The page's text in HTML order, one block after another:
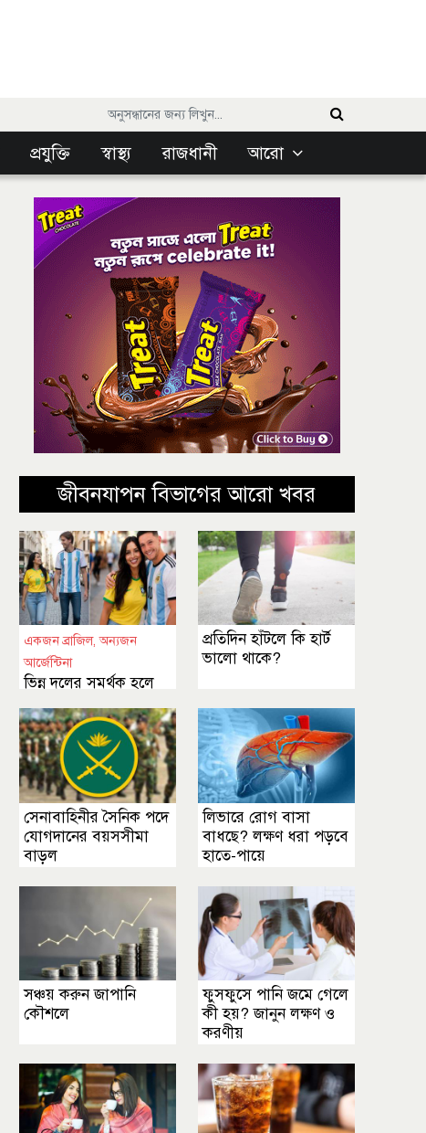
প্রযুক্তি স্বাস্থ্য রাজধানী আরো
জীবনযাপন বিভাগের আরো খবর
একজন ব্রাজিল, অন্যজন
আর্জেন্টিনা
ভিন্ন দলের সমর্থক হলে
যেভাবে
প্রতিদিন হাঁটলে কি হার্ট
ভালো থাকে?
সেনাবাহিনীর সৈনিক পদে
যোগদানের বয়সসীমা
বাড়ল
লিভারে রোগ বাসা
বাধছে? লক্ষণ ধরা পড়বে
হাতে-পায়ে
সঞ্চয় করুন জাপানি
কৌশলে
ফুসফুসে পানি জমে গেলে
কী হয়? জানুন লক্ষণ ও
করণীয়